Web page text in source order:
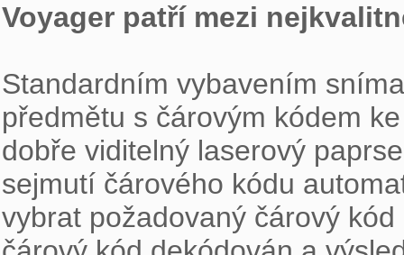
Voyager patří mezi
Standardním vybavením
předmětu s čárovým kódem
dobře viditelný laserový
sejmutí čárového kódu
vybrat požadovaný čárový